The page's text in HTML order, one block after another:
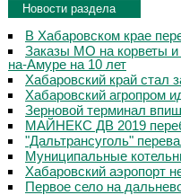
Новости раздела
В Хабаровском крае
Заказы МО на корветы и
на-Амуре на 10 лет
Хабаровский край стал
Хабаровский агропром
Зерновой терминал
МАЙНЕКС ДВ 2019
"Дальтрансуголь"
Муниципальные
Хабаровский аэропорт
Первое село на